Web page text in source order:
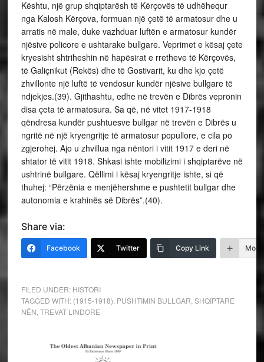
Kështu, një grup shqiptarësh të Kërçovës të udhëhequr
nga Kalosh Kërçova, formuan një çetë të armatosur dhe u
arratis në male, duke vazhduar luftën e armatosur kundër
njësive policore e ushtarake bullgare. Veprimet e kësaj çete
kryesisht shtriheshin në hapësirat e rretheve të Kërçovës,
të Galiçnikut (Rekës) dhe të Gostivarit, ku dhe kjo çetë
zhvillonte një luftë të vendosur kundër njësive bullgare të
ndjekjes.(39). Gjithashtu, edhe në trevën e Dibrës vepronin
disa çeta të armatosura. Sa që, në vitet 1917-1918
qëndresa kundër pushtuesve bullgar në trevën e Dibrës u
ngritë në një kryengritje të armatosur popullore, e cila po
zgjerohej. Ajo u zhvillua nga nëntori i vitit 1917 e deri në
shtator të vitit 1918. Shkasi ishte mobilizimi i shqiptarëve në
ushtrinë bullgare. Qëllimi i kësaj kryengritje ishte, si që
thuhej: “Përzënia e menjëhershme e pushtetit bullgar dhe
autonomia e krahinës së Dibrës”.(40).
Share via:
Facebook Twitter Copy Link More
FILED UNDER: HISTORI
TAGGED WITH: (1915-1918) PUSHTIMIN BULLGAR SHQIPTARE
NËN TREVAT LINDORE